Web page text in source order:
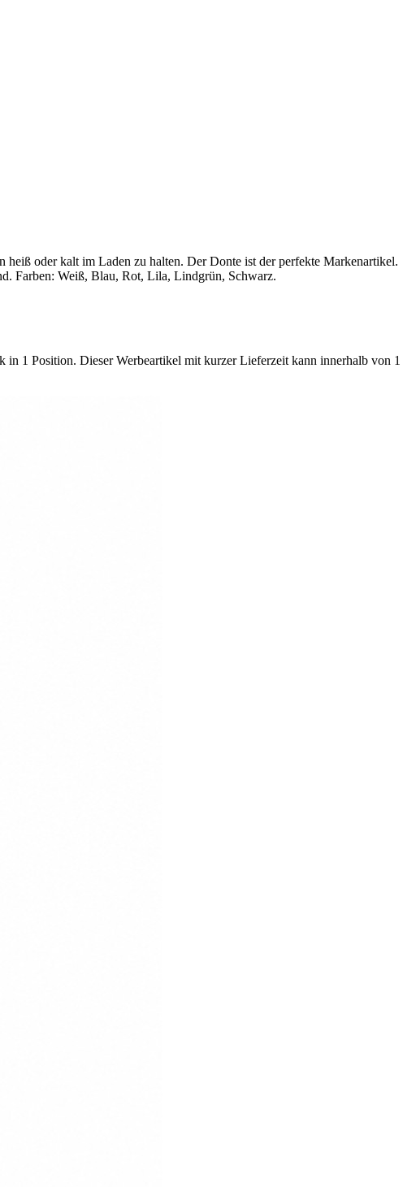
oder kalt im Laden zu halten. Der Donte ist der perfekte Markenartikel.
Farben: Weiß, Blau, Rot, Lila, Lindgrün, Schwarz.
1 Position. Dieser Werbeartikel mit kurzer Lieferzeit kann innerhalb von 1